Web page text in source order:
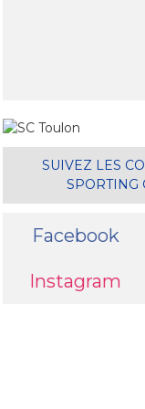
SUIVEZ LES
SPORTING
Facebook
Instagram